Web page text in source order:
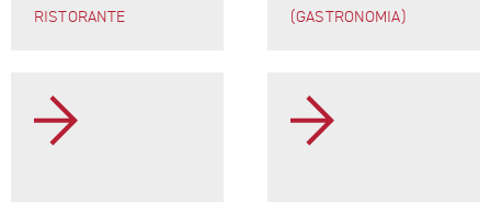
RISTORANTE
(GASTRONOMIA)